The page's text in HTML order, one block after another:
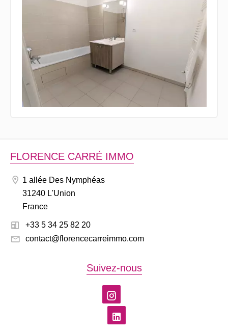
FLORENCE CARRÉ IMMO
1 allée Des Nymphéas
31240 L'Union
France
+33 5 34 25 82 20
contact@florencecarreimmo.com
Suivez-nous